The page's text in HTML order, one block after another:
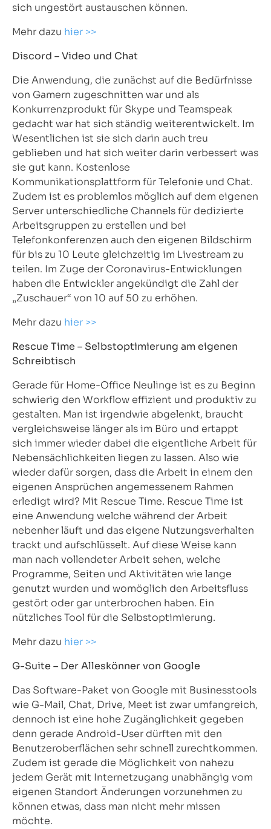
sich ungestört austauschen können.
Mehr dazu hier >>
Discord – Video und Chat
Die Anwendung, die zunächst auf die Bedürfnisse
von Gamern zugeschnitten war und als
Konkurrenzprodukt für Skype und Teamspeak
gedacht war hat sich ständig weiterentwickelt. Im
Wesentlichen ist sie sich darin auch treu
geblieben und hat sich weiter darin verbessert was
sie gut kann. Kostenlose
Kommunikationsplattform für Telefonie und Chat.
Zudem ist es problemlos möglich auf dem eigenen
Server unterschiedliche Channels für dedizierte
Arbeitsgruppen zu erstellen und bei
Telefonkonferenzen auch den eigenen Bildschirm
für bis zu 10 Leute gleichzeitig im Livestream zu
teilen. Im Zuge der Coronavirus-Entwicklungen
haben die Entwickler angekündigt die Zahl der
„Zuschauer“ von 10 auf 50 zu erhöhen.
Mehr dazu hier >>
Rescue Time – Selbstoptimierung am eigenen
Schreibtisch
Gerade für Home-Office Neulinge ist es zu Beginn
schwierig den Workflow effizient und produktiv zu
gestalten. Man ist irgendwie abgelenkt, braucht
vergleichsweise länger als im Büro und ertappt
sich immer wieder dabei die eigentliche Arbeit für
Nebensächlichkeiten liegen zu lassen. Also wie
wieder dafür sorgen, dass die Arbeit in einem den
eigenen Ansprüchen angemessenem Rahmen
erledigt wird? Mit Rescue Time. Rescue Time ist
eine Anwendung welche während der Arbeit
nebenher läuft und das eigene Nutzungsverhalten
trackt und aufschlüsselt. Auf diese Weise kann
man nach vollendeter Arbeit sehen, welche
Programme, Seiten und Aktivitäten wie lange
genutzt wurden und womöglich den Arbeitsfluss
gestört oder gar unterbrochen haben. Ein
nützliches Tool für die Selbstoptimierung.
Mehr dazu hier >>
G-Suite – Der Alleskönner von Google
Das Software-Paket von Google mit Businesstools
wie G-Mail, Chat, Drive, Meet ist zwar umfangreich,
dennoch ist eine hohe Zugänglichkeit gegeben
denn gerade Android-User dürften mit den
Benutzeroberflächen sehr schnell zurechtkommen.
Zudem ist gerade die Möglichkeit von nahezu
jedem Gerät mit Internetzugang unabhängig vom
eigenen Standort Änderungen vorzunehmen zu
können etwas, dass man nicht mehr missen
möchte.